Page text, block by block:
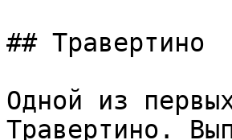
## Травертино
Одной из
Травертино.